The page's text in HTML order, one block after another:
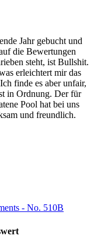
Jahr gebucht und
die Bewertungen
steht, ist Bullshit.
erleichtert mir das
finde es aber unfair,
in Ordnung. Der für
Pool hat bei uns
und freundlich.
- No. 510B